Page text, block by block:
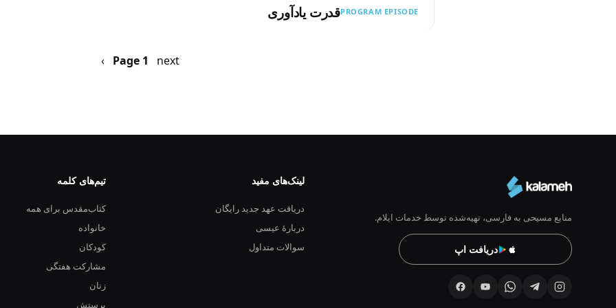
PROGRAM EPISODEقدرت یادآوری
Page 1
صفحه next ›
منابع مسیحی به فارسی، تهیه‌شده توسط خدمات ایلام.
دریافت اپ
لینک‌های مفید
دریافت عهد جدید رایگان
دربارهٔ عیسی
سوالات متداول
تیم‌های کلمه
کتاب‌مقدس برای همه
خانواده
کودکان
مشارکت هفتگی
زنان
پرستش